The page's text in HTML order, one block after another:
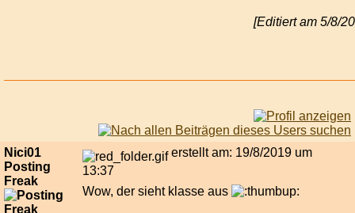
[Editiert am 5/8/
Nici01
Posting
Freak
erstellt am: 19/8/2019 um
13:37
Wow, der sieht klasse aus